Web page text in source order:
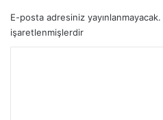
E-posta adresiniz yayınlanmayacak.
işaretlenmişlerdir